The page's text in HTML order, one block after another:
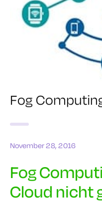
Fog
November 28, 2016
Fog
Cloud nicht